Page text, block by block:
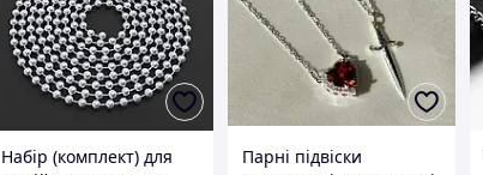
Набір (комплект) для
Парні підвіски